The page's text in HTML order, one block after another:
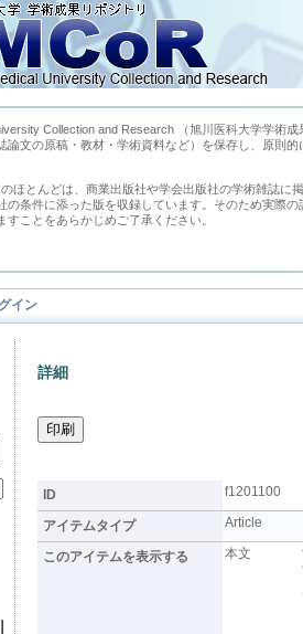
Collection and Research （旭川医科大学学術
論文の原稿・教材・学術資料など）を保存し、原則
ほとんどは、商業出版社や学会出版社の学術雑誌に
の条件に添った版を収録しています。そのため実際
ことをあらかじめご了承ください。
イン
詳細
ID f1201100
アイテムタイプ Article
このアイテムを表示する 本文